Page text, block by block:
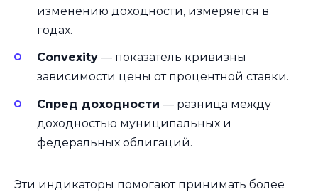
изменению доходности, измеряется в
годах.
Convexity — показатель кривизны
зависимости цены от процентной ставки.
Спред доходности — разница между
доходностью муниципальных и
федеральных облигаций.
Эти индикаторы помогают принимать более